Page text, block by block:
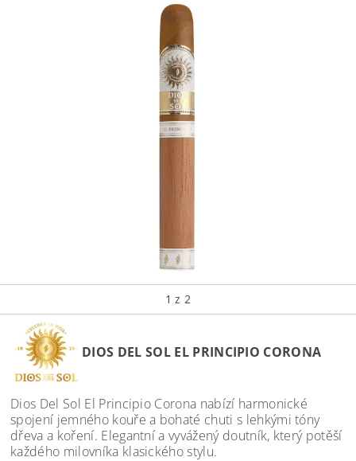
1 z 2
DIOS DEL SOL EL PRINCIPIO CORONA
Dios Del Sol El Principio Corona nabízí harmonické
spojení jemného kouře a bohaté chuti s lehkými tóny
dřeva a koření. Elegantní a vyvážený doutník, který potěší
každého milovníka klasického stylu.